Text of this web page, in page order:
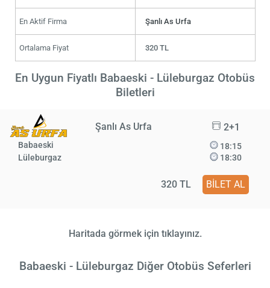
En Aktif Firma Şanlı As Urfa
Ortalama Fiyat 320 TL
En Uygun Fiyatlı Babaeski - Lüleburgaz Otobüs
Biletleri
Şanlı As Urfa 2+1
Babaeski
Lüleburgaz
18:15
18:30
320 TL BİLET AL
Haritada görmek için tıklayınız.
Babaeski - Lüleburgaz Diğer Otobüs Seferleri